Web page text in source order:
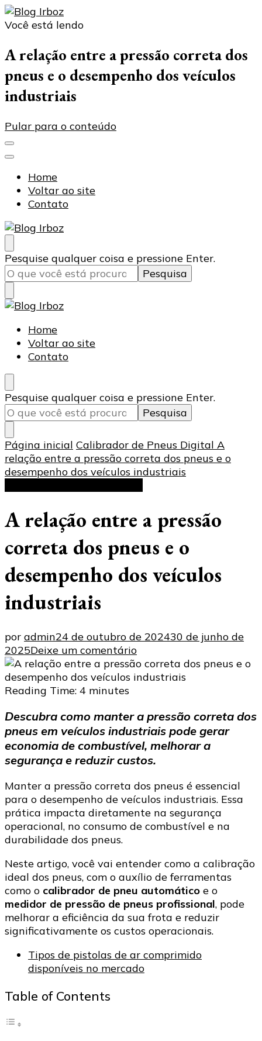
Você está lendo
A relação entre a pressão correta dos
pneus e o desempenho dos veículos
industriais
Pular para o conteúdo
Home
Voltar ao site
Contato
Blog Irboz
Blog de Lubrificação Industrial
Procurando
algo?
Pesquise qualquer coisa e pressione Enter.
Blog Irboz
Blog de Lubrificação Industrial
Home
Voltar ao site
Contato
Procurando
algo?
Pesquise qualquer coisa e pressione Enter.
Página inicial Calibrador de Pneus Digital A
relação entre a pressão correta dos pneus e o
desempenho dos veículos industriais
A relação entre a pressão
correta dos pneus e o
desempenho dos veículos
industriais
por admin24 de outubro de 202430 de junho de
2025Deixe um comentárioem
A
relação
pressão
correta
dos
pneus
o
desempenho
dos
veículos
Reading Time: 4 minutes
Descubra como manter a pressão correta dos
pneus em veículos industriais pode gerar
economia de combustível, melhorar a
segurança e reduzir custos.
Manter a pressão correta dos pneus é essencial
para o desempenho de veículos industriais. Essa
prática impacta diretamente na segurança
operacional, no consumo de combustível e na
durabilidade dos pneus.
Neste artigo, você vai entender como a calibração
ideal dos pneus, com o auxílio de ferramentas
como o calibrador de pneu automático e o
medidor de pressão de pneus profissional, pode
melhorar a eficiência da sua frota e reduzir
significativamente os custos operacionais.
Tipos de pistolas de ar comprimido
disponíveis no mercado
Table of Contents